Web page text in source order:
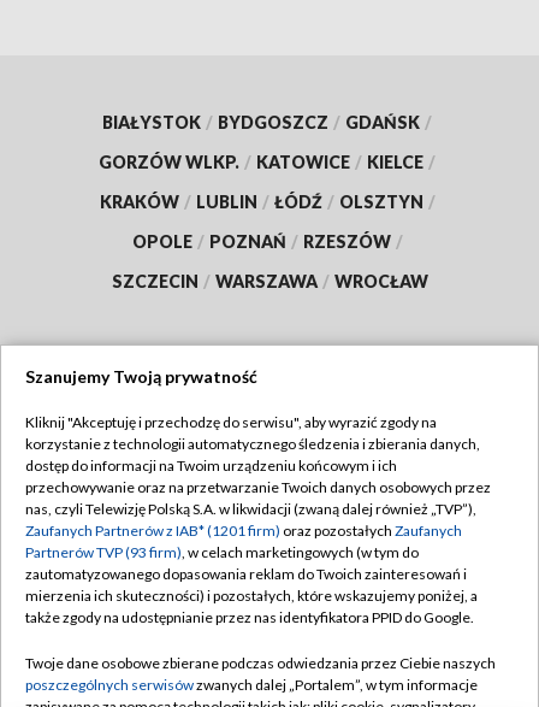
BIAŁYSTOK / BYDGOSZCZ / GDAŃSK /
GORZÓW WLKP. / KATOWICE / KIELCE /
KRAKÓW / LUBLIN / ŁÓDŹ / OLSZTYN /
OPOLE / POZNAŃ / RZESZÓW /
SZCZECIN / WARSZAWA / WROCŁAW
TVP
Abonament TVP
Emisja w TVP
Centrum informacji TVP
Naziemna Telewizja Cyfrowa
Rada Programowa
Regulamin TVP
Polityka prywatności
Moje zgody
Pomoc
Kontakt
Szanujemy Twoją prywatność
Kliknij "Akceptuję i przechodzę do serwisu", aby wyrazić zgody na
korzystanie z technologii automatycznego śledzenia i zbierania danych,
dostęp do informacji na Twoim urządzeniu końcowym i ich
przechowywanie oraz na przetwarzanie Twoich danych osobowych przez
nas, czyli Telewizję Polską S.A. w likwidacji (zwaną dalej również „TVP”),
Zaufanych Partnerów z IAB* (1201 firm) oraz pozostałych Zaufanych
Partnerów TVP (93 firm), w celach marketingowych (w tym do
zautomatyzowanego dopasowania reklam do Twoich zainteresowań i
mierzenia ich skuteczności) i pozostałych, które wskazujemy poniżej, a
także zgody na udostępnianie przez nas identyfikatora PPID do Google.
Twoje dane osobowe zbierane podczas odwiedzania przez Ciebie naszych
poszczególnych serwisówzwanych dalej „Portalem”, w tym informacje